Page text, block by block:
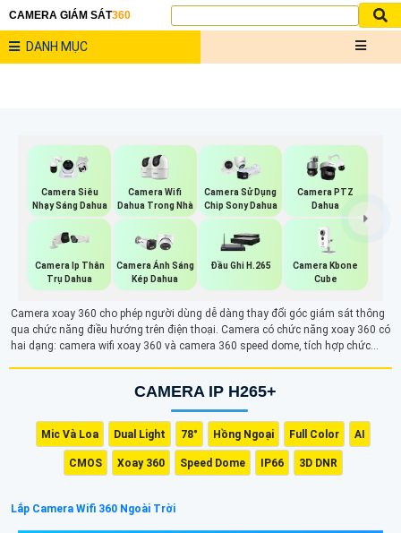
CAMERA GIÁM SÁT360
DANH MỤC
Camera Siêu
Nhạy Sáng Dahua
Camera Wifi
Dahua Trong Nhà
Camera Sử Dụng
Chip Sony Dahua
Camera PTZ
Dahua
Camera Ip Thân
Trụ Dahua
Camera Ánh Sáng
Kép Dahua
Đầu Ghi H.265
Camera Kbone
Cube
Camera xoay 360 cho phép người dùng dễ dàng thay đổi góc giám sát thông
qua chức năng điều hướng trên điện thoại. Camera có chức năng xoay 360 có
hai dạng: camera wifi xoay 360 và camera 360 speed dome, tích hợp chức
tổng quát hơn về khu vực cần quan sát.CAMERA IP H265+
Mic Và Loa Dual Light 78° Hồng Ngoại Full Color AI
CMOS Xoay 360 Speed Dome IP66 3D DNR
Lắp Camera Wifi 360 Ngoài Trời